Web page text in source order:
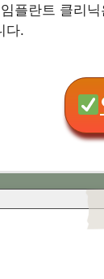
플란트 클리
다.